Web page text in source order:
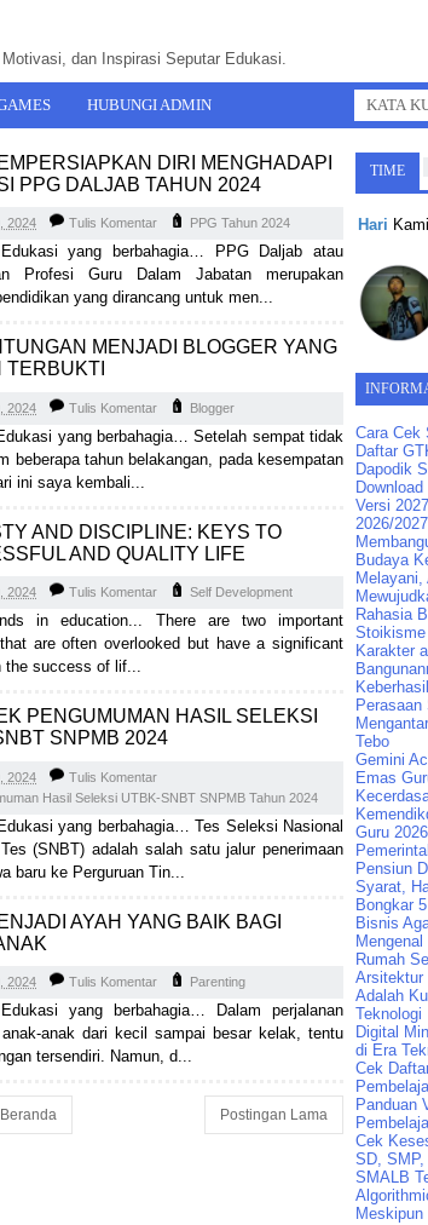
dan Inspirasi Seputar Edukasi.
HUBUNGI ADMIN
DIRI MENGHADAPI
PPG DALJAB TAHUN 2024
2024 Tulis Komentar PPG Tahun 2024
yang berbahagia… PPG Daljab atau
Profesi Guru Dalam Jabatan merupakan
yang dirancang untuk men...
MENJADI BLOGGER YANG
TERBUKTI
2024 Tulis Komentar Blogger
yang berbahagia… Setelah sempat tidak
beberapa tahun belakangan, pada kesempatan
ini saya kembali...
AND DISCIPLINE: KEYS TO
AND QUALITY LIFE
2024 Tulis Komentar Self Development
in education... There are two important
are often overlooked but have a significant
the success of lif...
PENGUMUMAN HASIL SELEKSI
SNPMB 2024
2024
Tulis Komentar
Hasil Seleksi UTBK-SNBT SNPMB Tahun 2024
yang berbahagia… Tes Seleksi Nasional
(SNBT) adalah salah satu jalur penerimaan
baru ke Perguruan Tin...
AYAH YANG BAIK BAGI
2024 Tulis Komentar Parenting
yang berbahagia… Dalam perjalanan
anak dari kecil sampai besar kelak, tentu
tersendiri. Namun, d...
Postingan Lama
Beranda
TIME
Hari
Cara Cek
Daftar
Dapodik
Versi
2026/2027
Budaya
Rahasia
Stoikisme
Karakter
Tebo
Gemini
Emas
Guru
Pensiun
Syarat,
Bongkar
Bisnis
Rumah
Arsitektur
Adalah
Teknologi
Digital
di Era
Cek
Panduan
Cek
SD,
SMALB